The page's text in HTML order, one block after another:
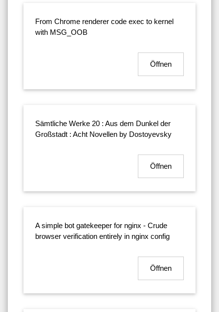
From Chrome renderer code exec to kernel
with MSG_OOB
Öffnen
Sämtliche Werke 20 : Aus dem Dunkel der
Großstadt : Acht Novellen by Dostoyevsky
Öffnen
A simple bot gatekeeper for nginx - Crude
browser verification entirely in nginx config
Öffnen